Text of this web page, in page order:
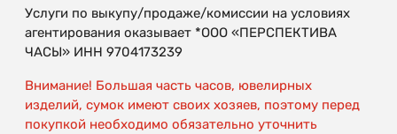
Услуги по выкупу/продаже/комиссии на условиях
агентирования оказывает *ООО «ПЕРСПЕКТИВА
ЧАСЫ» ИНН 9704173239
Внимание! Большая часть часов, ювелирных
изделий, сумок имеют своих хозяев, поэтому перед
покупкой необходимо обязательно уточнить